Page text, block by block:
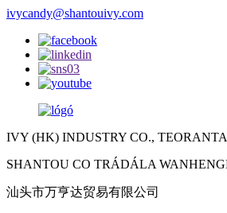
ivycandy@shantouivy.com
IVY (HK) INDUSTRY CO., TEORANTA
SHANTOU CO TRÁDÁLA
汕头市万亨达贸易有限公司